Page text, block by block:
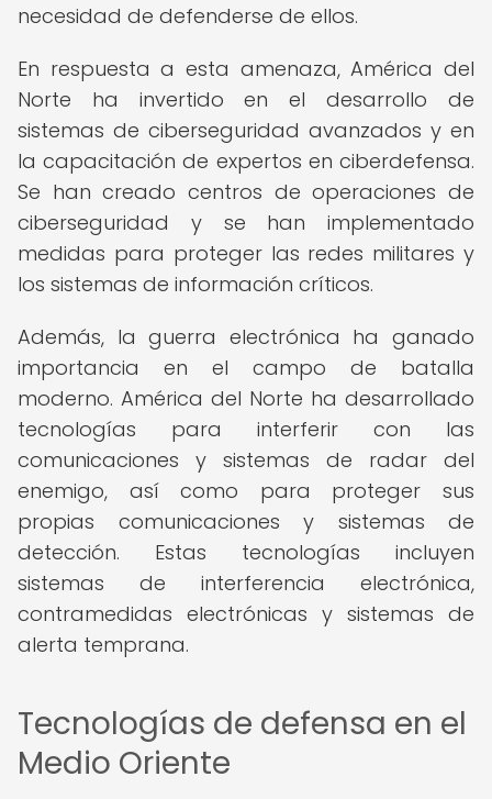
necesidad de defenderse de ellos.
En respuesta a esta amenaza, América del
Norte ha invertido en el desarrollo de
sistemas de ciberseguridad avanzados y en
la capacitación de expertos en ciberdefensa.
Se han creado centros de operaciones de
ciberseguridad y se han implementado
medidas para proteger las redes militares y
los sistemas de información críticos.
Además, la guerra electrónica ha ganado
importancia en el campo de batalla
moderno. América del Norte ha desarrollado
tecnologías para interferir con las
comunicaciones y sistemas de radar del
enemigo, así como para proteger sus
propias comunicaciones y sistemas de
detección. Estas tecnologías incluyen
sistemas de interferencia electrónica,
contramedidas electrónicas y sistemas de
alerta temprana.
Tecnologías de defensa en el
Medio Oriente